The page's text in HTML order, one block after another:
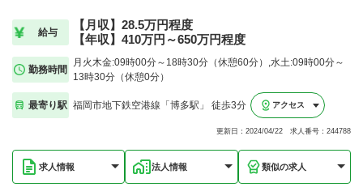
給与
【月収】28.5万円程度
【年収】410万円～650万円程度
勤務時間
月火木金:09時00分～18時30分（休憩60分）,水土:09時00分～
13時30分（休憩0分）
最寄り駅 福岡市地下鉄空港線「博多駅」 徒歩3分 アクセス
更新日：2024/04/22 求人番号：244788
求人情報 法人情報 類似の求人